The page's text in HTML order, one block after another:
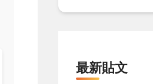
最新貼文